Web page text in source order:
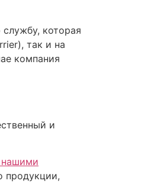
которая
так и на
компания
и
нашими
продукции,